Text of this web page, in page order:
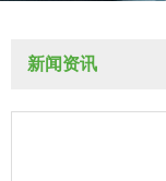
新闻资讯